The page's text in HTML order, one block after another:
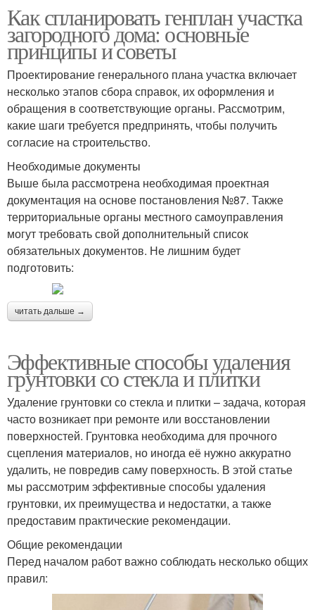
Как спланировать генплан участка
загородного дома: основные
принципы и советы
Проектирование генерального плана участка включает
несколько этапов сбора справок, их оформления и
обращения в соответствующие органы. Рассмотрим,
какие шаги требуется предпринять, чтобы получить
согласие на строительство.
Необходимые документы
Выше была рассмотрена необходимая проектная
документация на основе постановления №87. Также
территориальные органы местного самоуправления
могут требовать свой дополнительный список
обязательных документов. Не лишним будет
подготовить:
читать дальше →
Эффективные способы удаления
грунтовки со стекла и плитки
Удаление грунтовки со стекла и плитки – задача, которая
часто возникает при ремонте или восстановлении
поверхностей. Грунтовка необходима для прочного
сцепления материалов, но иногда её нужно аккуратно
удалить, не повредив саму поверхность. В этой статье
мы рассмотрим эффективные способы удаления
грунтовки, их преимущества и недостатки, а также
предоставим практические рекомендации.
Общие рекомендации
Перед началом работ важно соблюдать несколько общих
правил: